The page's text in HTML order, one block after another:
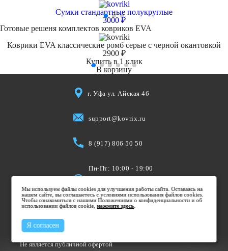
Сумки стандартные полукруглые
3000 ₽
Готовые решеня комплектов ковриков EVA
Коврики EVA классические ромб серые с черной окантовкой
2900 ₽
Купить в 1 клик
В корзину
г. Уфа ул. Айская 46
support@kovrix.ru
8 (917) 806 50 50
Пн-Пт: 10:00 - 19:00
Вс: Выходной
Не является публичной офертой
Мы используем файлы cookies для улучшения работы сайта. Оставаясь на
нашем сайте, вы соглашаетесь с условиями использования файлов cookies.
Чтобы ознакомиться с нашими Положениями о конфиденциальности и об
использовании файлов cookie,нажмите здесь.
Я согласен